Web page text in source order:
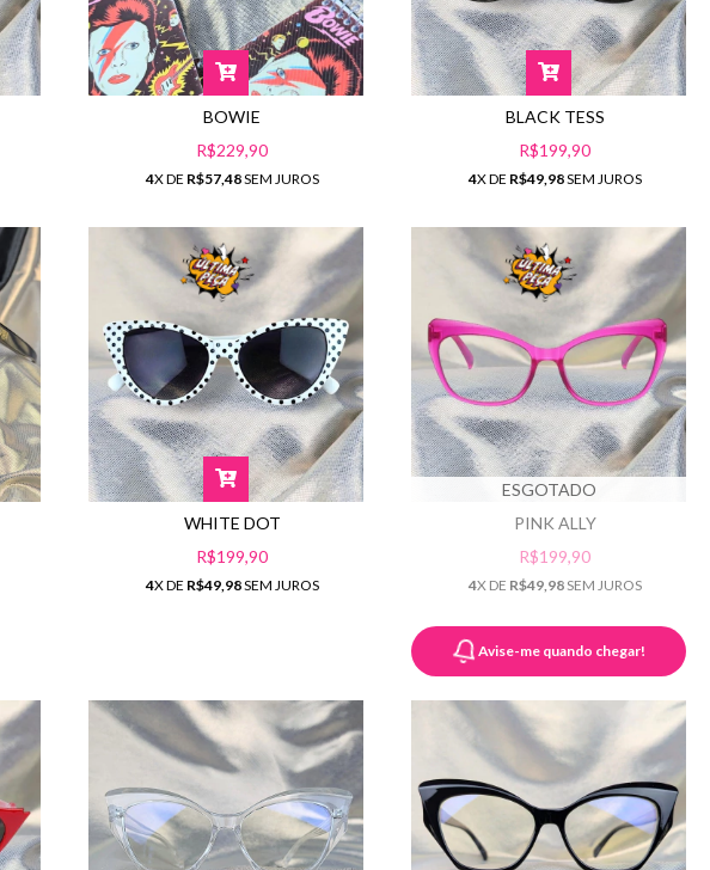
BOWIE
R$229,90
4X DE R$57,48SEM JUROS
BLACK TESS
R$199,90
4X DE R$49,98SEM JUROS
WHITE DOT
R$199,90
4X DE R$49,98SEM JUROS
ESGOTADO
PINK ALLY
R$199,90
4X DE R$49,98SEM JUROS
Avise-me quando chegar!